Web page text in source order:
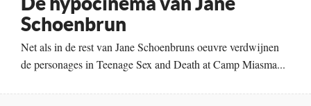
Schoenbrun
Net als in de rest van Jane Schoenbruns oeuvre verdwijnen
de personages in Teenage Sex and Death at Camp Miasma...